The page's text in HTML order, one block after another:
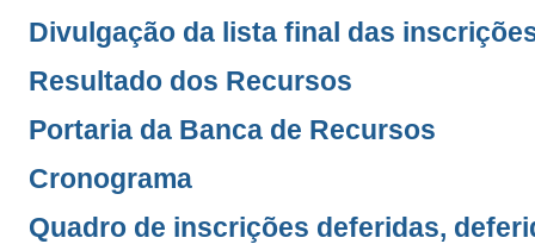
Divulgação da lista final das
Resultado dos Recursos
Portaria da Banca de Recursos
Cronograma
Quadro de inscrições deferidas,